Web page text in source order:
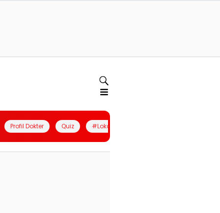
Profil Dokter Quiz #LokalBerdaya